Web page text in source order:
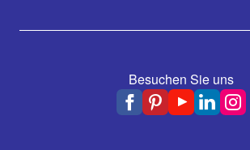
Besuchen Sie uns